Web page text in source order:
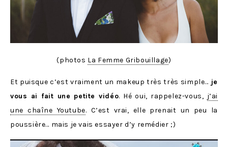
(photos La Femme Gribouillage)
Et puisque c’est vraiment un makeup très très simple… je
vous ai fait une petite vidéo. Hé oui, rappelez-vous, j’ai
une chaîne Youtube. C’est vrai, elle prenait un peu la
poussière… mais je vais essayer d’y remédier ;)